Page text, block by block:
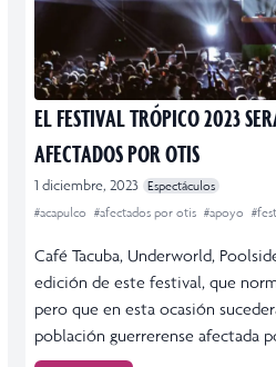
EL FESTIVAL TRÓPICO 2023
AFECTADOS POR OTIS
1 diciembre, 2023 Espectáculos
#acapulco #afectados por otis #apoyo
Café Tacuba, Underworld,
edición de este festival, que
pero que en esta ocasión
población guerrerense afectada